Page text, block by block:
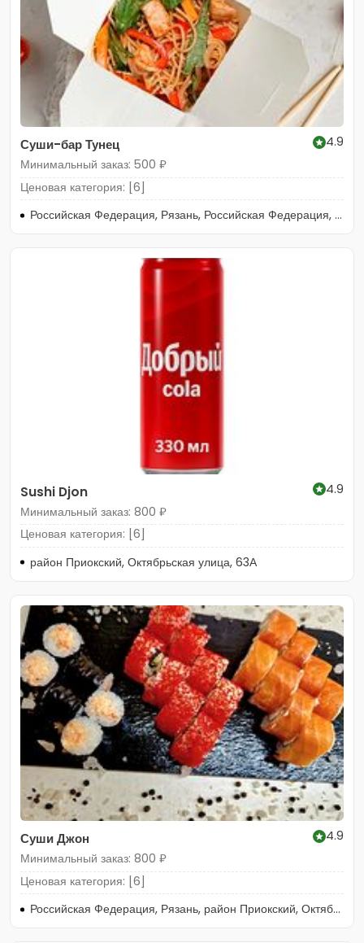
Суши-бар Тунец
4.9
Минимальный заказ: 500 ₽
Ценовая категория: [6]
Российская Федерация, Рязань, Российская Федерация, Рязань, Татарская улица, 91
Sushi Djon
4.9
Минимальный заказ: 800 ₽
Ценовая категория: [6]
район Приокский, Октябрьская улица, 63А
Суши Джон
4.9
Минимальный заказ: 800 ₽
Ценовая категория: [6]
Российская Федерация, Рязань, район Приокский, Октябрьская улица, 65